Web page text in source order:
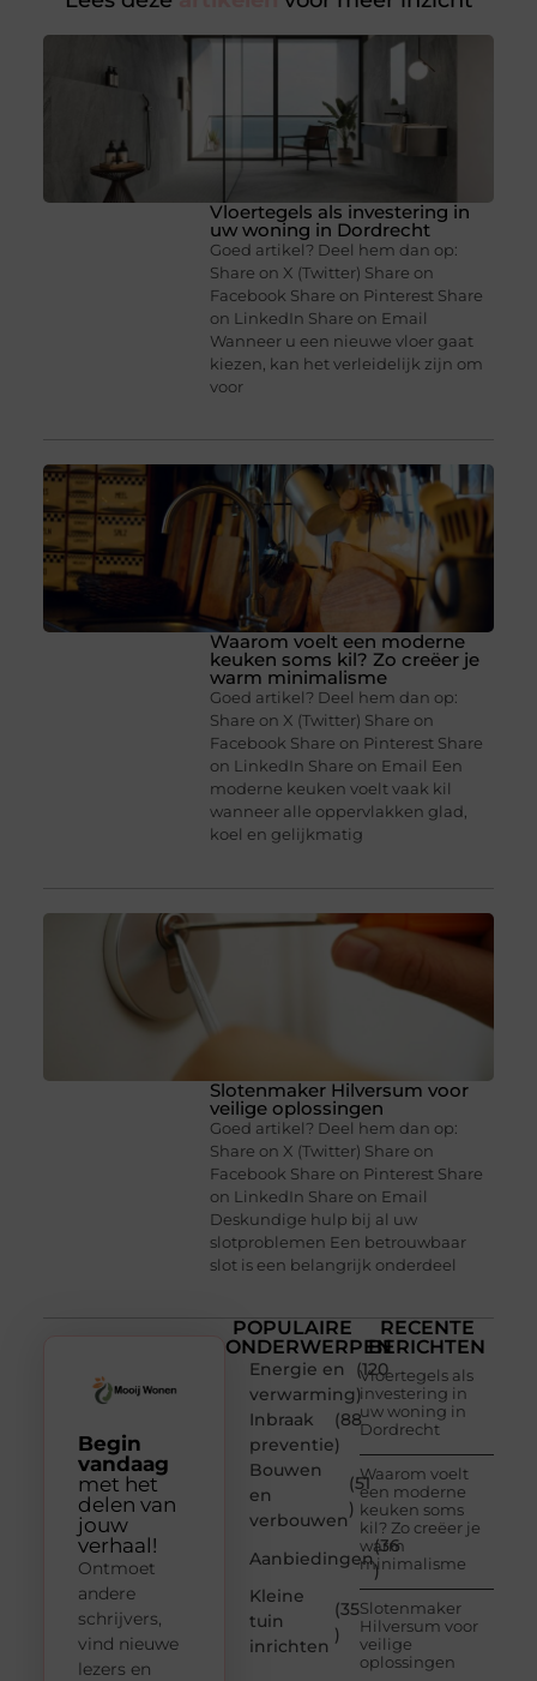
Vloertegels als investering in
uw woning in Dordrecht
Goed artikel? Deel hem dan op:
Share on X (Twitter) Share on
Facebook Share on Pinterest Share
on LinkedIn Share on Email
Wanneer u een nieuwe vloer gaat
kiezen, kan het verleidelijk zijn om
voor
Waarom voelt een moderne
keuken soms kil? Zo creëer je
warm minimalisme
Goed artikel? Deel hem dan op:
Share on X (Twitter) Share on
Facebook Share on Pinterest Share
on LinkedIn Share on Email Een
moderne keuken voelt vaak kil
wanneer alle oppervlakken glad,
koel en gelijkmatig
Slotenmaker Hilversum voor
veilige oplossingen
Goed artikel? Deel hem dan op:
Share on X (Twitter) Share on
Facebook Share on Pinterest Share
on LinkedIn Share on Email
Deskundige hulp bij al uw
slotproblemen Een betrouwbaar
slot is een belangrijk onderdeel
POPULAIRE
ONDERWERPEN
Energie en
verwarming
(120
)
Inbraak
preventie
(88
)
Bouwen
en
verbouwen
(51
)
Aanbiedingen
(36
)
Kleine
tuin
inrichten
(35
)
RECENTE
BERICHTEN
Vloertegels als
investering in
uw woning in
Dordrecht
Waarom voelt
een moderne
keuken soms
kil? Zo creëer je
warm
minimalisme
Slotenmaker
Hilversum voor
veilige
oplossingen
Begin
vandaag
met het
delen van
jouw
verhaal!
Ontmoet
andere
schrijvers,
vind nieuwe
lezers en